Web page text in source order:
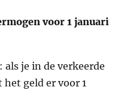
voor 1 januari
als je in de verkeerde
geld er voor 1